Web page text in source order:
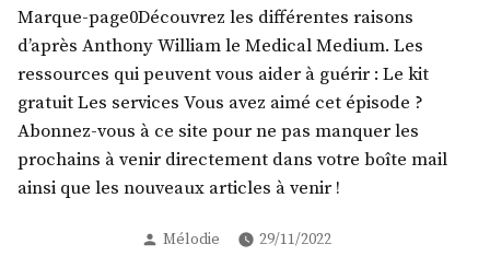
TDAH
+
invité
témoignage
de
guérison ! »
causes
du
TDAH
+
témoignage
de
guérison !
Marque-page0Découvrez les différentes raisons
d’après Anthony William le Medical Medium. Les
ressources qui peuvent vous aider à guérir : Le kit
gratuit Les services Vous avez aimé cet épisode ?
Abonnez-vous à ce site pour ne pas manquer les
prochains à venir directement dans votre boîte mail
ainsi que les nouveaux articles à venir !
Publié
Mélodie
29/11/2022